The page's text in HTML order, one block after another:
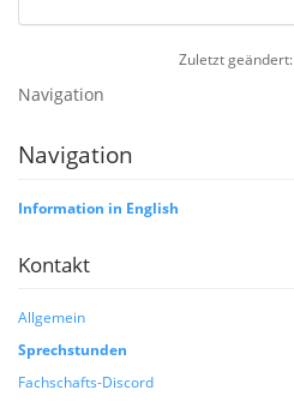
Zuletzt geändert:
Navigation
Navigation
Information in English
Kontakt
Allgemein
Sprechstunden
Fachschafts-Discord